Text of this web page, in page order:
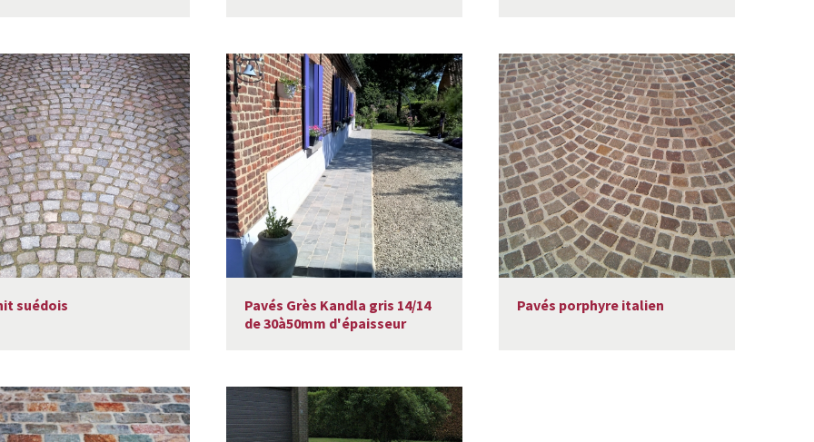
suédois
Pavés Grès Kandla gris 14/14
de 30à50mm d'épaisseur
Pavés porphyre italien